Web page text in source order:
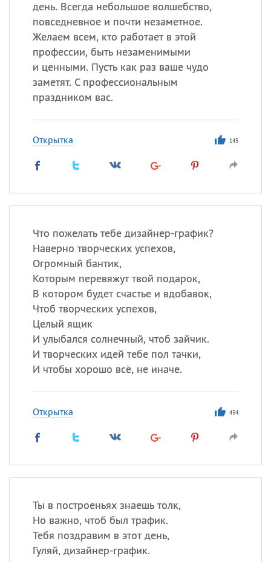
день. Всегда небольшое волшебство,
повседневное и почти незаметное.
Желаем всем, кто работает в этой
профессии, быть незаменимыми
и ценными. Пусть как раз ваше чудо
заметят. С профессиональным
праздником вас.
Открытка 145
Что пожелать тебе дизайнер-график?
Наверно творческих успехов,
Огромный бантик,
Которым перевяжут твой подарок,
В котором будет счастье и вдобавок,
Чтоб творческих успехов,
Целый ящик
И улыбался солнечный, чтоб зайчик.
И творческих идей тебе пол тачки,
И чтобы хорошо всё, не иначе.
Открытка 454
Ты в построеньях знаешь толк,
Но важно, чтоб был трафик.
Тебя поздравим в этот день,
Гуляй, дизайнер-график.